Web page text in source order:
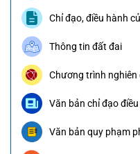
Chỉ đạo, điều hành
Thông tin đất đai
Chương trình nghiên
Văn bản chỉ đạo
Văn bản quy phạm